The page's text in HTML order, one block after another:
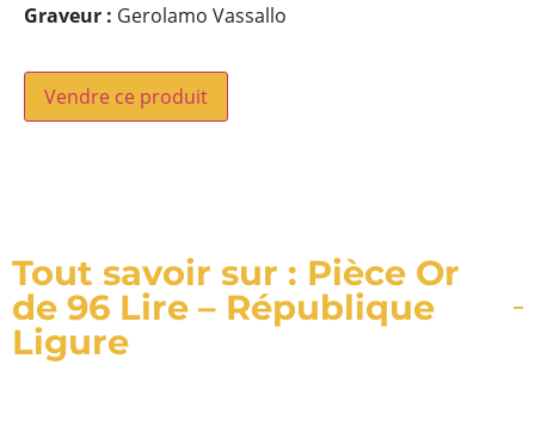
Graveur : Gerolamo Vassallo
Vendre ce produit
Tout savoir sur : Pièce Or
de 96 Lire – République
Ligure